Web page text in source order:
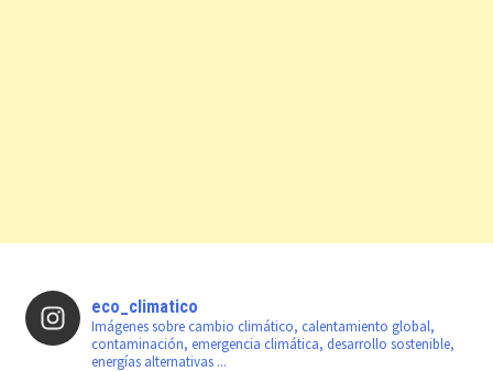
eco_climatico
Imágenes sobre cambio climático, calentamiento global,
contaminación, emergencia climática, desarrollo sostenible,
energías alternativas ...